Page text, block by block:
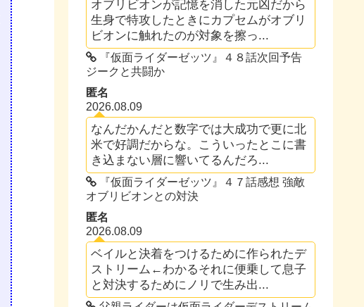
オブリビオンが記憶を消した元凶だから
生身で特攻したときにカプセムがオブリ
ビオンに触れたのが対象を擦っ...
『仮面ライダーゼッツ』４８話次回予告
ジークと共闘か
匿名
2026.08.09
なんだかんだと数字では大成功で更に北
米で好調だからな。こういったとこに書
き込まない層に響いてるんだろ...
『仮面ライダーゼッツ』４７話感想 強敵
オブリビオンとの対決
匿名
2026.08.09
ベイルと決着をつけるために作られたデ
ストリーム←わかるそれに便乗して息子
と対決するためにノリで生み出...